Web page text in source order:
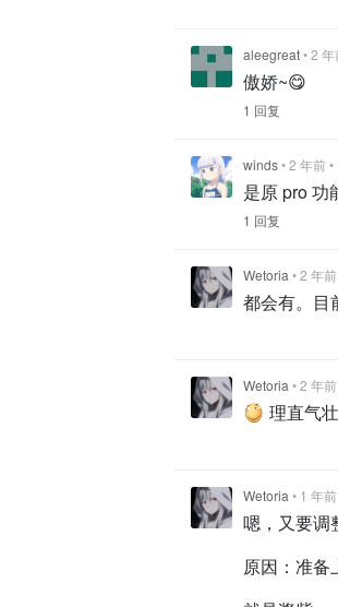
aleegreat•2 年
傲娇~😋
1 回复
winds•2 年前•
是原 pro 功
1 回复
Wetoria•2 年前
都会有。目
Wetoria•2 年前
理直气
Wetoria• 1 年前
嗯，又要调
原因：准备